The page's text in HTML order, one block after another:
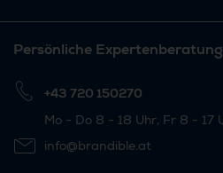
Persönliche Expertenberatung
+43 720 150270
Mo - Do 8 - 18 Uhr, Fr 8 - 17
info@brandible.at